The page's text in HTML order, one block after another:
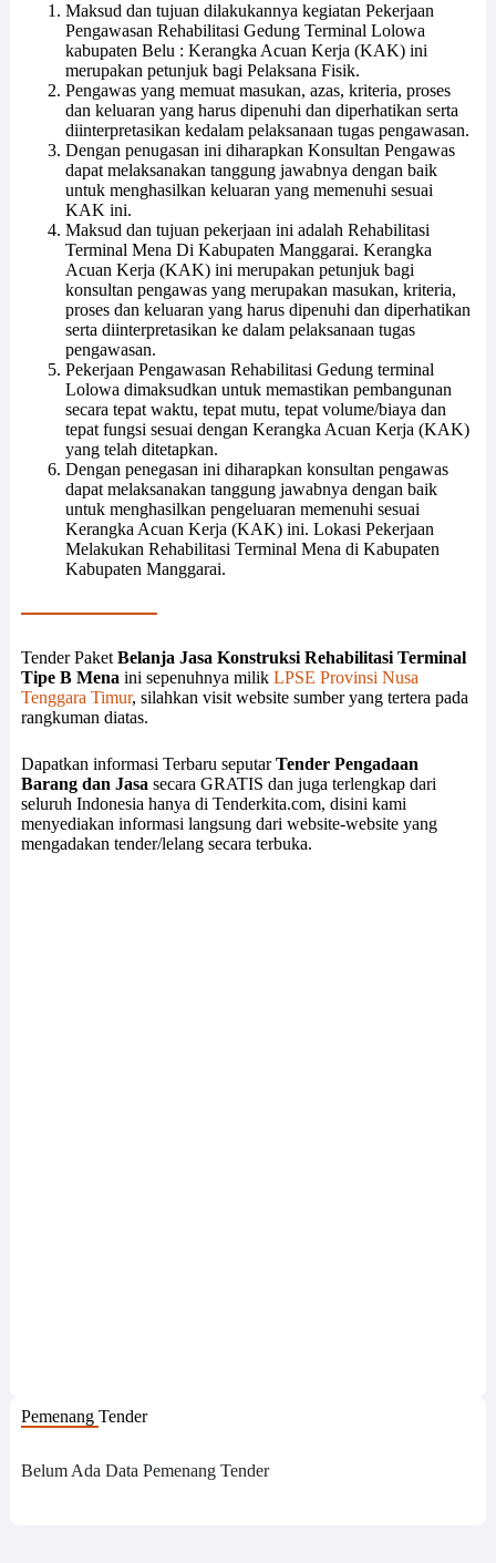
Maksud dan tujuan dilakukannya kegiatan Pekerjaan
Pengawasan Rehabilitasi Gedung Terminal Lolowa
kabupaten Belu : Kerangka Acuan Kerja (KAK) ini
merupakan petunjuk bagi Pelaksana Fisik.
Pengawas yang memuat masukan, azas, kriteria, proses
dan keluaran yang harus dipenuhi dan diperhatikan serta
diinterpretasikan kedalam pelaksanaan tugas pengawasan.
Dengan penugasan ini diharapkan Konsultan Pengawas
dapat melaksanakan tanggung jawabnya dengan baik
untuk menghasilkan keluaran yang memenuhi sesuai
KAK ini.
Maksud dan tujuan pekerjaan ini adalah Rehabilitasi
Terminal Mena Di Kabupaten Manggarai. Kerangka
Acuan Kerja (KAK) ini merupakan petunjuk bagi
konsultan pengawas yang merupakan masukan, kriteria,
proses dan keluaran yang harus dipenuhi dan diperhatikan
serta diinterpretasikan ke dalam pelaksanaan tugas
pengawasan.
Pekerjaan Pengawasan Rehabilitasi Gedung terminal
Lolowa dimaksudkan untuk memastikan pembangunan
secara tepat waktu, tepat mutu, tepat volume/biaya dan
tepat fungsi sesuai dengan Kerangka Acuan Kerja (KAK)
yang telah ditetapkan.
Dengan penegasan ini diharapkan konsultan pengawas
dapat melaksanakan tanggung jawabnya dengan baik
untuk menghasilkan pengeluaran memenuhi sesuai
Kerangka Acuan Kerja (KAK) ini. Lokasi Pekerjaan
Melakukan Rehabilitasi Terminal Mena di Kabupaten
Kabupaten Manggarai.
Tender Paket Belanja Jasa Konstruksi Rehabilitasi Terminal
Tipe B Mena ini sepenuhnya milik LPSE Provinsi Nusa
Tenggara Timur, silahkan visit website sumber yang tertera pada
rangkuman diatas.
Dapatkan informasi Terbaru seputarTender Pengadaan
Barang dan Jasa secara GRATIS dan juga terlengkap dari
seluruh Indonesia hanya di Tenderkita.com, disini kami
menyediakan informasi langsung dari website-website yang
mengadakan tender/lelang secara terbuka.
Pemenang Tender
Belum Ada Data Pemenang Tender